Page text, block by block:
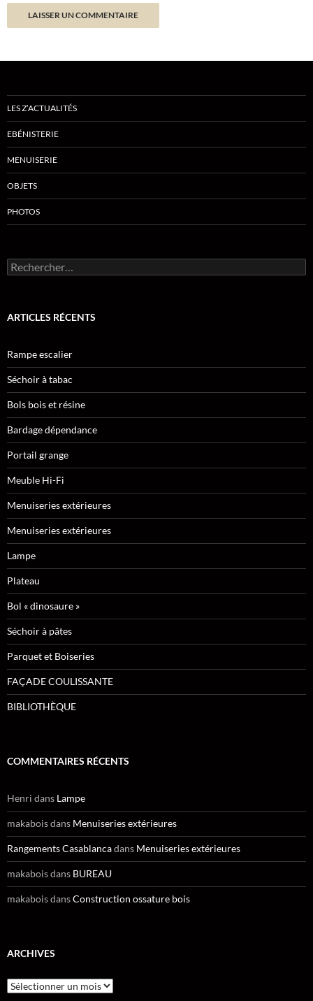
LES Z’ACTUALITÉS
EBÉNISTERIE
MENUISERIE
OBJETS
PHOTOS
Rechercher :
ARTICLES RÉCENTS
Rampe escalier
Séchoir à tabac
Bols bois et résine
Bardage dépendance
Portail grange
Meuble Hi-Fi
Menuiseries extérieures
Menuiseries extérieures
Lampe
Plateau
Bol « dinosaure »
Séchoir à pâtes
Parquet et Boiseries
FAÇADE COULISSANTE
BIBLIOTHÈQUE
COMMENTAIRES RÉCENTS
Henri dans Lampe
makaboisdans Menuiseries extérieures
Rangements Casablancadans Menuiseries extérieures
makaboisdans BUREAU
makaboisdansConstruction ossature bois
ARCHIVES
Archives